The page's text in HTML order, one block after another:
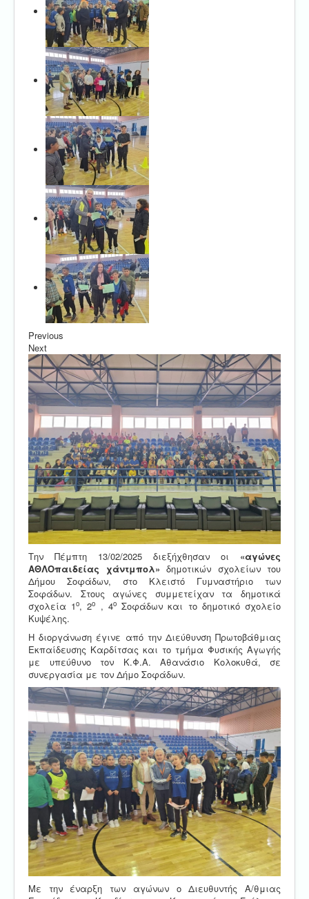
Previous
Next
Την Πέμπτη 13/02/2025 διεξήχθησαν οι «αγώνες
ΑΘΛΟπαιδείας χάντμπολ» δημοτικών σχολείων του
Δήμου Σοφάδων, στο Κλειστό Γυμναστήριο των
Σοφάδων. Στους αγώνες συμμετείχαν τα δημοτικά
σχολεία 1ο, 2ο , 4οΣοφάδων και το δημοτικό σχολείο
Κυψέλης.
Η διοργάνωση έγινε από την Διεύθυνση Πρωτοβάθμιας
Εκπαίδευσης Καρδίτσας και το τμήμα Φυσικής Αγωγής
με υπεύθυνο τον Κ.Φ.Α. Αθανάσιο Κολοκυθά, σε
συνεργασία με τον Δήμο Σοφάδων.
Με την έναρξη των αγώνων ο Διευθυντής Α/θμιας